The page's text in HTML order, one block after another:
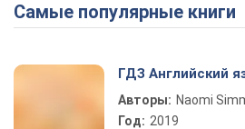
Самые популярные книги
ГДЗ Английский
Авторы: Naomi
Год: 2019